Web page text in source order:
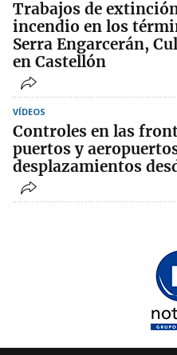
Trabajos de
incendio en los
Serra Engarcerán,
en Castellón
VÍDEOS
Controles en las
puertos y
desplazamientos